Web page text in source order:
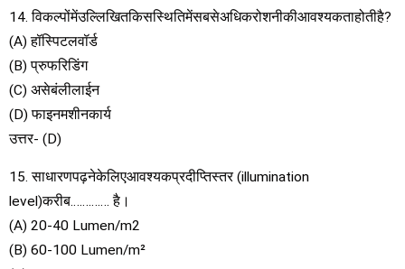
14. विकल्पोंमेंउल्लिखितकिसस्थितिमेंसबसेअधिकरोशनीकीआवश्यकताहोतीहै?
(A) हॉस्पिटलवॉर्ड
(B) प्रुफरिडिंग
(C) असेबंलीलाईन
(D) फाइनमशीनकार्य
उत्तर- (D)
15. साधारणपढ़नेकेलिएआवश्यकप्रदीप्तिस्तर (illumination
level)करीब…………. है।
(A) 20-40 Lumen/m2
(B) 60-100 Lumen/m²